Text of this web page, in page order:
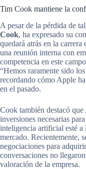
Tim Cook mantiene la
A pesar de la pérdida de
Cook, ha expresado su
quedará atrás en la
una reunión interna con
competencia en este
“Hemos raramente sido
recordando cómo Apple
en el pasado.
Cook también destacó que
inversiones necesarias
inteligencia artificial esté a
mercado. Recientemente,
negociaciones para
conversaciones no
valoración de la empresa.